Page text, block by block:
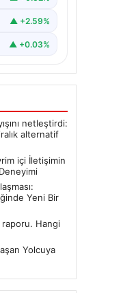
bir önem
▲ +2.59%
▲ +0.03%
netleştirdi:
alternatif
içi İletişimin
Yeni Bir
raporu. Hangi
Yolcuya